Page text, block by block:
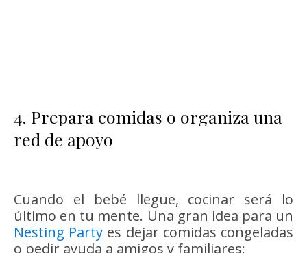
4. Prepara comidas o organiza una
red de apoyo
Cuando el bebé llegue, cocinar será lo
último en tu mente. Una gran idea para un
Nesting Party es dejar comidas congeladas
o pedir ayuda a amigos y familiares: